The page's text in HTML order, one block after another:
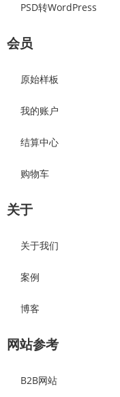
PSD转WordPress
会员
原始样板
我的账户
结算中心
购物车
关于
关于我们
案例
博客
网站参考
B2B网站